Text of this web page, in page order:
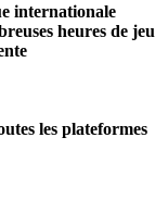
internationale
heures de jeu
les plateformes